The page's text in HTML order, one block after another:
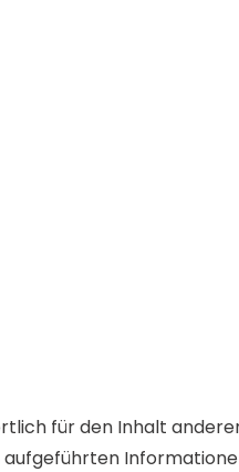
für den Inhalt